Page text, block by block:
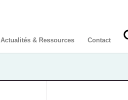
Actualités & Ressources Contact